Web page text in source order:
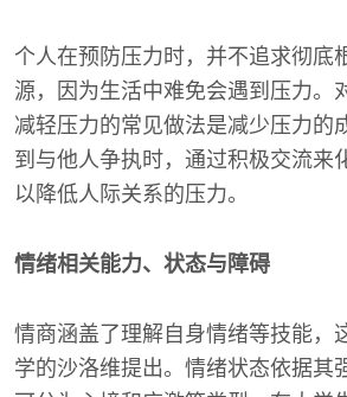
个人在预防压力时，并不追求彻底
源，因为生活中难免会遇到压力。
减轻压力的常见做法是减少压力的
到与他人争执时，通过积极交流来
以降低人际关系的压力。
情绪相关能力、状态与障碍
情商涵盖了理解自身情绪等技能，
学的沙洛维提出。情绪状态依据其